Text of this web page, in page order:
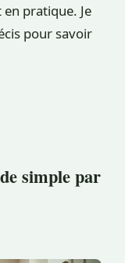
pratique. Je
pour savoir
simple par